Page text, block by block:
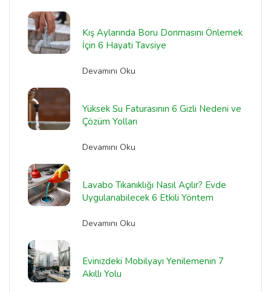
Kış Aylarında Boru Donmasını Önlemek
İçin 6 Hayati Tavsiye
Devamını Oku
Yüksek Su Faturasının 6 Gizli Nedeni ve
Çözüm Yolları
Devamını Oku
Lavabo Tıkanıklığı Nasıl Açılır? Evde
Uygulanabilecek 6 Etkili Yöntem
Devamını Oku
Evinizdeki Mobilyayı Yenilemenin 7
Akıllı Yolu